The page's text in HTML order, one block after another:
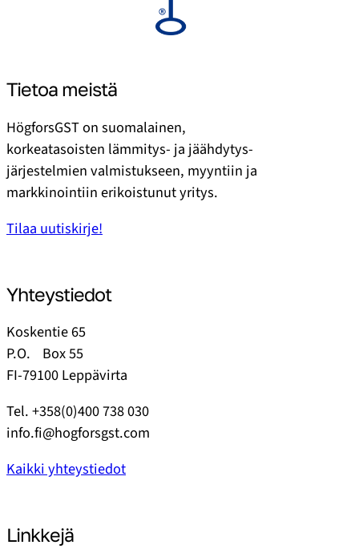
Tietoa meistä
HögforsGST on suomalainen,
korkeatasoisten lämmitys- ja jäähdytys­
järjestelmien valmistukseen, myyntiin ja
markkinointiin erikoistunut yritys.
Tilaa uutiskirje!
Yhteystiedot
Koskentie 65
P.O. Box 55
FI-79100 Leppävirta
Tel. +358(0)400 738 030
info.fi@hogforsgst.com
Kaikki yhteystiedot
Linkkejä